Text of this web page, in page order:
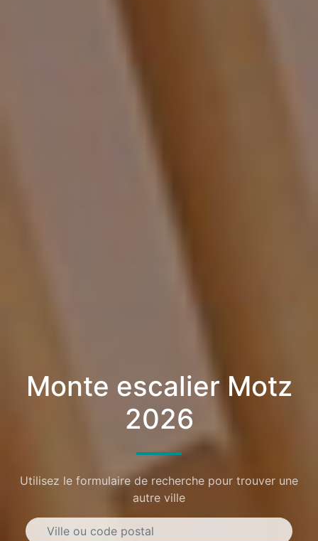
Monte escalier Motz
2026
Utilisez le formulaire de recherche pour trouver une
autre ville